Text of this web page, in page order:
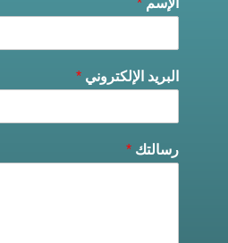
الإسم *
البريد الإلكتروني *
رسالتك *